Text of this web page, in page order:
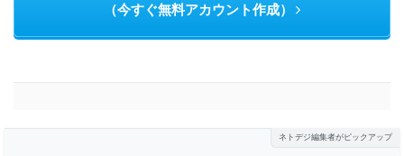
（今すぐ無料アカウント作成）
ネトデジ編集者がピックアップ